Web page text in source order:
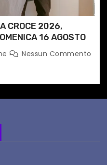
CROCE 2026,
16 AGOSTO
Nessun Commento